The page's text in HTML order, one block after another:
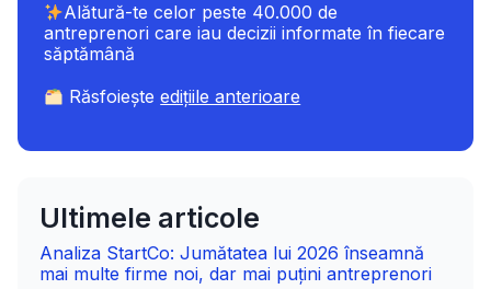
Alătură-te celor peste 40.000 de
antreprenori care iau decizii informate în fiecare
săptămână
Răsfoieșteedițiile anterioare
Ultimele articole
Analiza StartCo: Jumătatea lui 2026 înseamnă
mai multe firme noi, dar mai puțini antreprenori